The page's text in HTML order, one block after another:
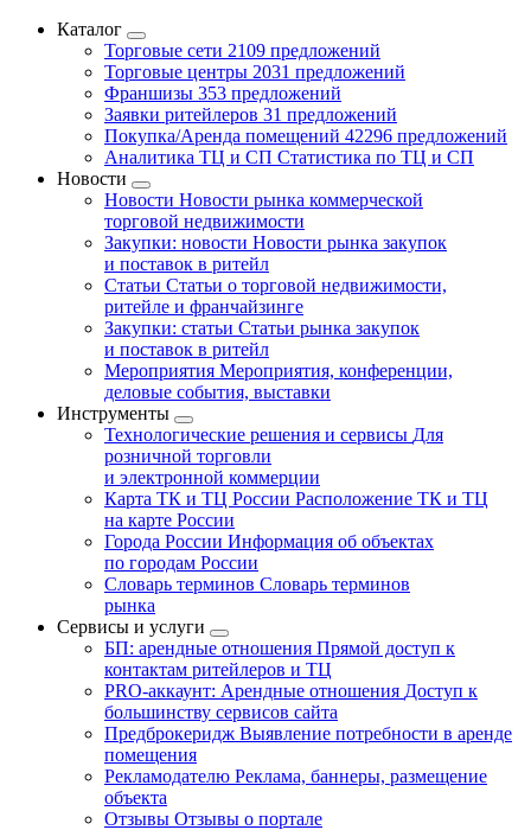
Каталог
Торговые сети 2109 предложений
Торговые центры 2031 предложений
Франшизы 353 предложений
Заявки ритейлеров 31 предложений
Покупка/Аренда помещений 42296 предложений
Аналитика ТЦ и СП Статистика по ТЦ и СП
Новости
Новости Новости рынка коммерческой
торговой недвижимости
Закупки: новости Новости рынка закупок
и поставок в ритейл
Статьи Статьи о торговой недвижимости,
ритейле и франчайзинге
Закупки: статьи Статьи рынка закупок
и поставок в ритейл
Мероприятия Мероприятия, конференции,
деловые события, выставки
Инструменты
Технологические решения и сервисы Для
розничной торговли
и электронной коммерции
Карта ТК и ТЦ России Расположение ТК и ТЦ
на карте России
Города России Информация об объектах
по городам России
Словарь терминов Словарь терминов
рынка
Сервисы и услуги
БП: арендные отношения Прямой доступ к
контактам ритейлеров и ТЦ
PRO-аккаунт: Арендные отношения Доступ к
большинству сервисов сайта
Предброкеридж Выявление потребности в аренде
помещения
Рекламодателю Реклама, баннеры, размещение
объекта
Отзывы Отзывы о портале